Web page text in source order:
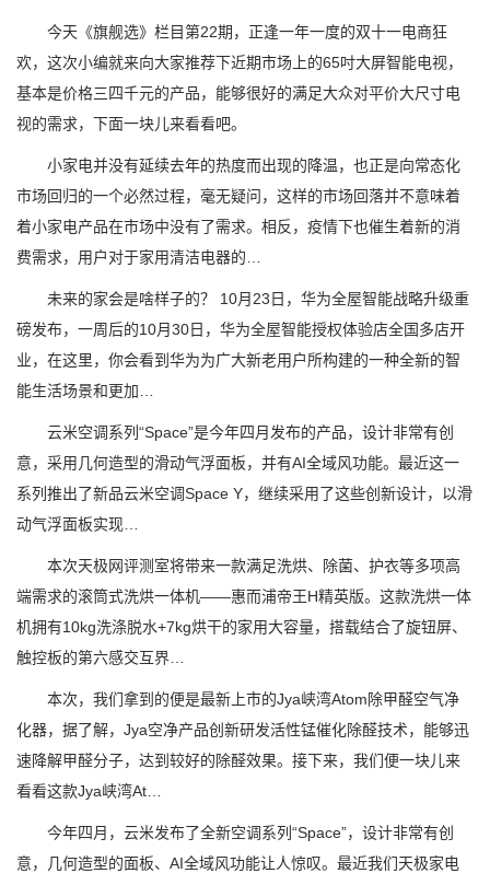
今天《旗舰选》栏目第22期，正逢一年一度的双十一电商狂
欢，这次小编就来向大家推荐下近期市场上的65吋大屏智能电视，
基本是价格三四千元的产品，能够很好的满足大众对平价大尺寸电
视的需求，下面一块儿来看看吧。
小家电并没有延续去年的热度而出现的降温，也正是向常态化
市场回归的一个必然过程，毫无疑问，这样的市场回落并不意味着
着小家电产品在市场中没有了需求。相反，疫情下也催生着新的消
费需求，用户对于家用清洁电器的…
未来的家会是啥样子的？ 10月23日，华为全屋智能战略升级重
磅发布，一周后的10月30日，华为全屋智能授权体验店全国多店开
业，在这里，你会看到华为为广大新老用户所构建的一种全新的智
能生活场景和更加…
云米空调系列“Space”是今年四月发布的产品，设计非常有创
意，采用几何造型的滑动气浮面板，并有AI全域风功能。最近这一
系列推出了新品云米空调Space Y，继续采用了这些创新设计，以滑
动气浮面板实现…
本次天极网评测室将带来一款满足洗烘、除菌、护衣等多项高
端需求的滚筒式洗烘一体机——惠而浦帝王H精英版。这款洗烘一体
机拥有10kg洗涤脱水+7kg烘干的家用大容量，搭载结合了旋钮屏、
触控板的第六感交互界…
本次，我们拿到的便是最新上市的Jya峡湾Atom除甲醛空气净
化器，据了解，Jya空净产品创新研发活性锰催化除醛技术，能够迅
速降解甲醛分子，达到较好的除醛效果。接下来，我们便一块儿来
看看这款Jya峡湾At…
今年四月，云米发布了全新空调系列“Space”，设计非常有创
意，几何造型的面板、AI全域风功能让人惊叹。最近我们天极家电